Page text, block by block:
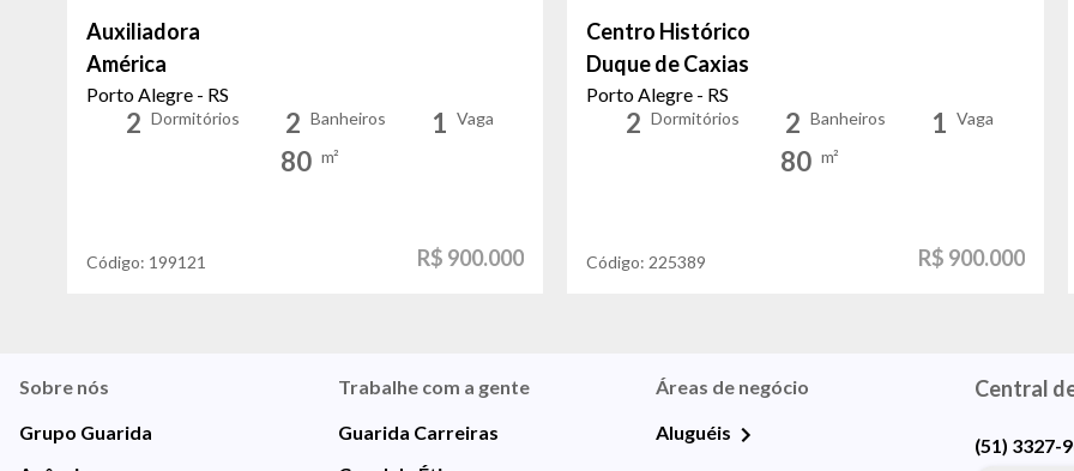
Auxiliadora
América
Porto Alegre - RS
2 Dormitórios 2 Banheiros 1 Vaga
80 m²
Código: 199121 R$ 900.000
Centro Histórico
Duque de Caxias
Porto Alegre - RS
2 Dormitórios 2 Banheiros 1 Vaga
80 m²
Código: 225389 R$ 900.000
Sobre nós
Grupo Guarida
Trabalhe com a gente
Guarida Carreiras
Áreas de negócio
Aluguéis
Central
(51) 3327-